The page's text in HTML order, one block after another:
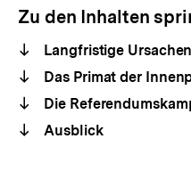
Zu den Inhalten
Langfristige Ursachen
Das Primat der
Die
Ausblick